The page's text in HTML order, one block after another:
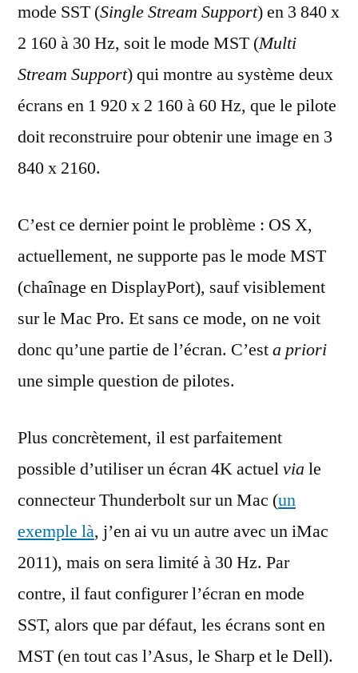
mode SST (Single Stream Support) en 3 840 x
2 160 à 30 Hz, soit le mode MST (Multi
Stream Support) qui montre au système deux
écrans en 1 920 x 2 160 à 60 Hz, que le pilote
doit reconstruire pour obtenir une image en 3
840 x 2160.
C’est ce dernier point le problème : OS X,
actuellement, ne supporte pas le mode MST
(chaînage en DisplayPort), sauf visiblement
sur le Mac Pro. Et sans ce mode, on ne voit
donc qu’une partie de l’écran. C’esta priori
une simple question de pilotes.
Plus concrètement, il est parfaitement
possible d’utiliser un écran 4K actuelvia le
connecteur Thunderbolt sur un Mac (un
exemple là, j’en ai vu un autre avec un iMac
2011), mais on sera limité à 30 Hz. Par
contre, il faut configurer l’écran en mode
SST, alors que par défaut, les écrans sont en
MST (en tout cas l’Asus, le Sharp et le Dell).